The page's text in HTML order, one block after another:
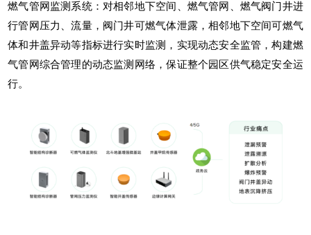
燃气管网监测系统：对相邻地下空间、燃气管网、燃气阀门井进
行管网压力、流量，阀门井可燃气体泄露，相邻地下空间可燃气
体和井盖异动等指标进行实时监测，实现动态安全监管，构建燃
气管网综合管理的动态监测网络，保证整个园区供气稳定安全运
行。